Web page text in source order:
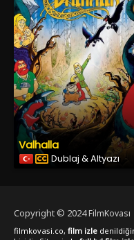
Valhalla
Dublaj & Altyazı
Copyright © 2024
filmkovasi.co, film izle